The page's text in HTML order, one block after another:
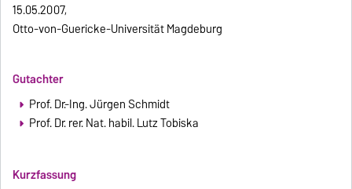
15.05.2007,
Otto-von-Guericke-Universität Magdeburg
Gutachter
Prof. Dr.-Ing. Jürgen Schmidt
Prof. Dr. rer. Nat. habil. Lutz Tobiska
Kurzfassung